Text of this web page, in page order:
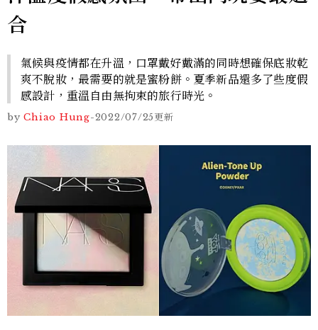
合
氣候與疫情都在升溫，口罩戴好戴滿的同時想確保底妝乾
爽不脫妝，最需要的就是蜜粉餅。夏季新品還多了些度假
感設計，重溫自由無拘束的旅行時光。
by Chiao Hung-2022/07/25更新